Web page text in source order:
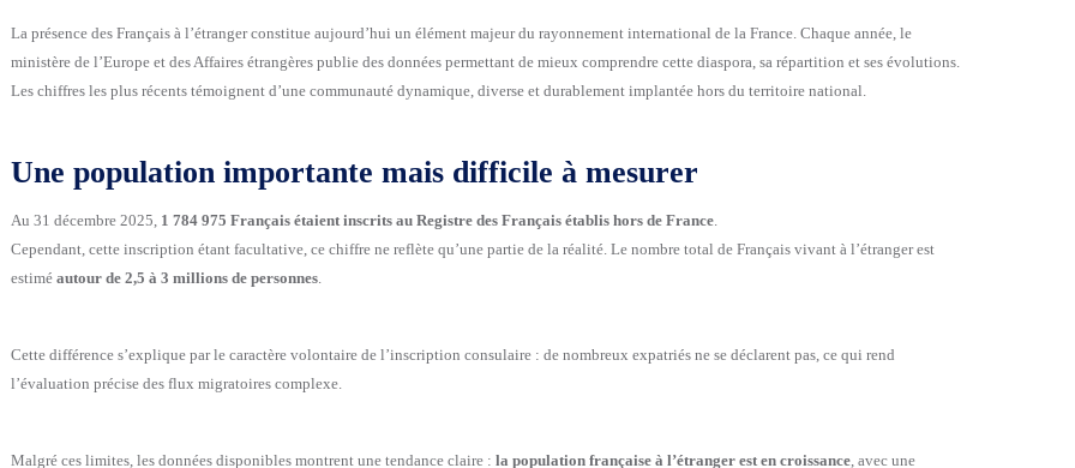
La présence des Français à l’étranger constitue aujourd’hui un élément majeur du rayonnement international de la France. Chaque année, le
ministère de l’Europe et des Affaires étrangères publie des données permettant de mieux comprendre cette diaspora, sa répartition et ses évolutions.
Les chiffres les plus récents témoignent d’une communauté dynamique, diverse et durablement implantée hors du territoire national.
Une population importante mais difficile à mesurer
Au 31 décembre 2025, 1 784 975 Français étaient inscrits au Registre des Français établis hors de France.
Cependant, cette inscription étant facultative, ce chiffre ne reflète qu’une partie de la réalité. Le nombre total de Français vivant à l’étranger est
estimé autour de 2,5 à 3 millions de personnes.
Cette différence s’explique par le caractère volontaire de l’inscription consulaire : de nombreux expatriés ne se déclarent pas, ce qui rend
l’évaluation précise des flux migratoires complexe.
Malgré ces limites, les données disponibles montrent une tendance claire : la population française à l’étranger est en croissance, avec une